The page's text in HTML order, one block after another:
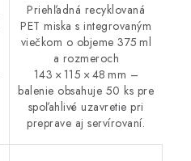
Priehľadná recyklovaná
PET miska s integrovaným
viečkom o objeme 375 ml
a rozmeroch
143 × 115 × 48 mm –
balenie obsahuje 50 ks pre
spoľahlivé uzavretie pri
preprave aj servírovaní.